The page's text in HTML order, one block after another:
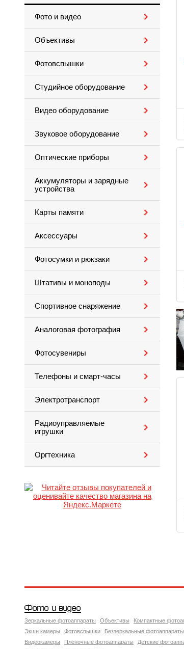
Фото и видео
Объективы
Фотовспышки
Студийное оборудование
Видео оборудование
Звуковое оборудование
Оптические приборы
Аккумуляторы и зарядные
устройства
Карты памяти
Аксессуары
Фотосумки и рюкзаки
Штативы и моноподы
Спортивное снаряжение
Аналоговая фотография
Фотосувениры
Телефоны и смарт-часы
Электротранспорт
Радиоуправляемые
игрушки
Оргтехника
Фото и видео
Зеркальные фотоаппараты Объективы
Компактные
Экшн камеры
Фотовспышки
Беззеркальные фотоаппараты
Видеокамеры
Пленочные фотоаппараты
Детские